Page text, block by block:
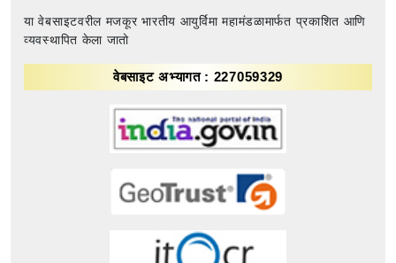
या वेबसाइटवरील मजकूर भारतीय आयुर्विमा महामंडळामार्फत प्रकाशित आणि
व्यवस्थापित केला जातो
वेबसाइट अभ्यागत : 227059329